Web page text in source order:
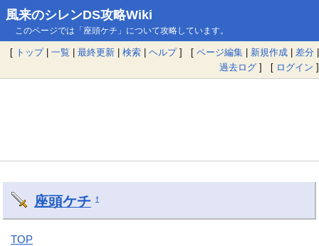
風来のシレンDS攻略Wiki
このページでは「座頭ケチ」について攻略しています。
[ トップ| 一覧 | 最終更新 | 検索 | ヘルプ] [ ページ編集 | 新規作成 | 差分 |
過去ログ ] [ ログイン ]
座頭ケチ †
TOP